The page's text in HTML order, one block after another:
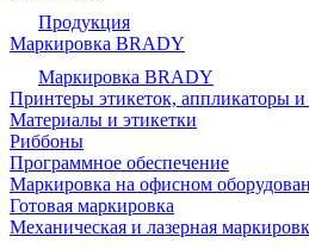
Продукция
Маркировка BRADY
Маркировка BRADY
Принтеры этикеток, аппликаторы
Материалы и этикетки
Риббоны
Программное обеспечение
Маркировка на офисном
Готовая маркировка
Механическая и лазерная